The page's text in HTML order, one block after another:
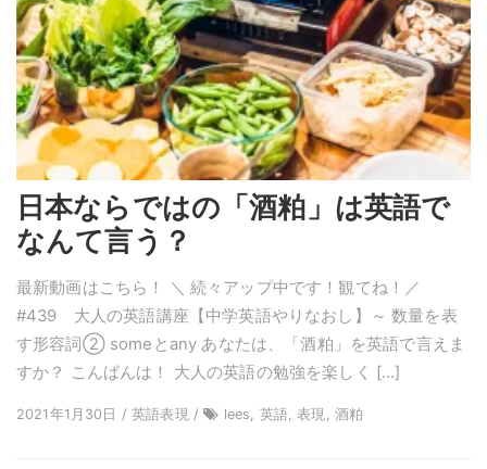
日本ならではの「酒粕」は英語で
なんて言う？
最新動画はこちら！ ＼ 続々アップ中です！観てね！／
#439 大人の英語講座【中学英語やりなおし】～ 数量を表
す形容詞② someとany あなたは、「酒粕」を英語で言えま
すか？ こんばんは！ 大人の英語の勉強を楽しく […]
2021年1月30日 / 英語表現 / lees, 英語, 表現, 酒粕